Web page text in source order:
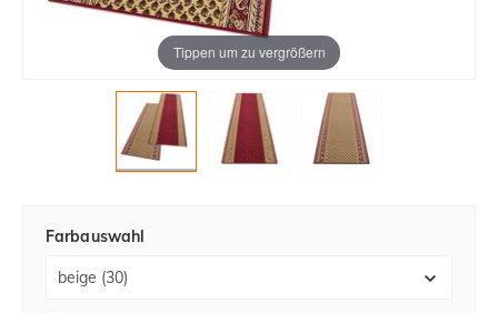
Tippen um zu vergrößern
Farbauswahl